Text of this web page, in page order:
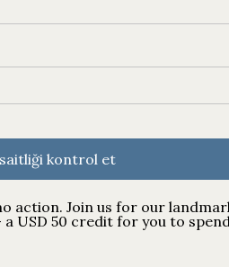
action. Join us for our
USD 50 credit for you to